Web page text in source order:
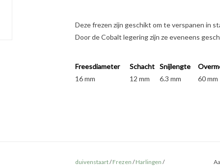
Deze frezen zijn geschikt om te verspanen in
Door de Cobalt legering zijn ze eveneens
Freesdiameter Schacht Snijlengte
16 mm
12 mm 6.3 mm 60 mm
duivenstaart/Frezen /Harlingen /